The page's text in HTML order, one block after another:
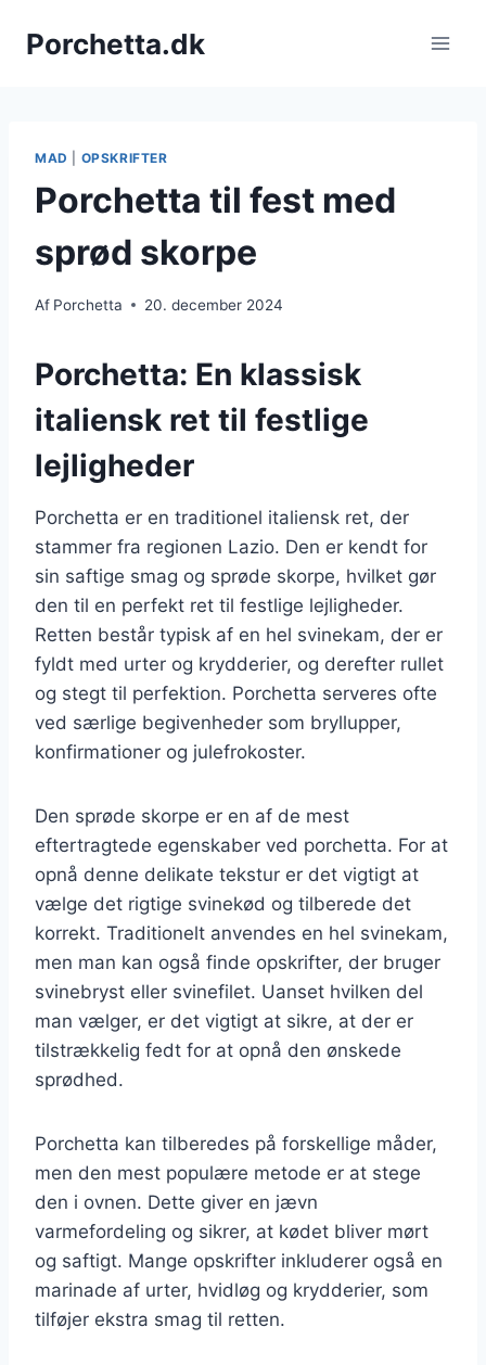
Porchetta.dk
MAD OPSKRIFTER
Porchetta til fest med
sprød skorpe
Af Porchetta 20. december 2024
Porchetta: En klassisk
italiensk ret til festlige
lejligheder
Porchetta er en traditionel italiensk ret, der
stammer fra regionen Lazio. Den er kendt for
sin saftige smag og sprøde skorpe, hvilket gør
den til en perfekt ret til festlige lejligheder.
Retten består typisk af en hel svinekam, der er
fyldt med urter og krydderier, og derefter rullet
og stegt til perfektion. Porchetta serveres ofte
ved særlige begivenheder som bryllupper,
konfirmationer og julefrokoster.
Den sprøde skorpe er en af de mest
eftertragtede egenskaber ved porchetta. For at
opnå denne delikate tekstur er det vigtigt at
vælge det rigtige svinekød og tilberede det
korrekt. Traditionelt anvendes en hel svinekam,
men man kan også finde opskrifter, der bruger
svinebryst eller svinefilet. Uanset hvilken del
man vælger, er det vigtigt at sikre, at der er
tilstrækkelig fedt for at opnå den ønskede
sprødhed.
Porchetta kan tilberedes på forskellige måder,
men den mest populære metode er at stege
den i ovnen. Dette giver en jævn
varmefordeling og sikrer, at kødet bliver mørt
og saftigt. Mange opskrifter inkluderer også en
marinade af urter, hvidløg og krydderier, som
tilføjer ekstra smag til retten.